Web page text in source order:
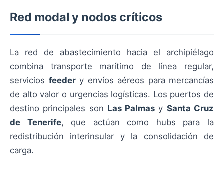
Red modal y nodos críticos
La red de abastecimiento hacia el archipiélago
combina transporte marítimo de línea regular,
servicios feedery envíos aéreos para mercancías
de alto valor o urgencias logísticas. Los puertos de
destino principales son Las Palmas y Santa Cruz
de Tenerife, que actúan como hubs para la
redistribución interinsular y la consolidación de
carga.